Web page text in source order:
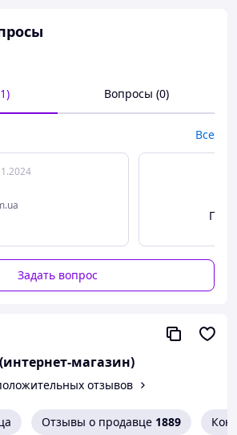
Вопросы (0)
Все
Задать вопрос
магазин)
отзывов
Отзывы о продавце 1889